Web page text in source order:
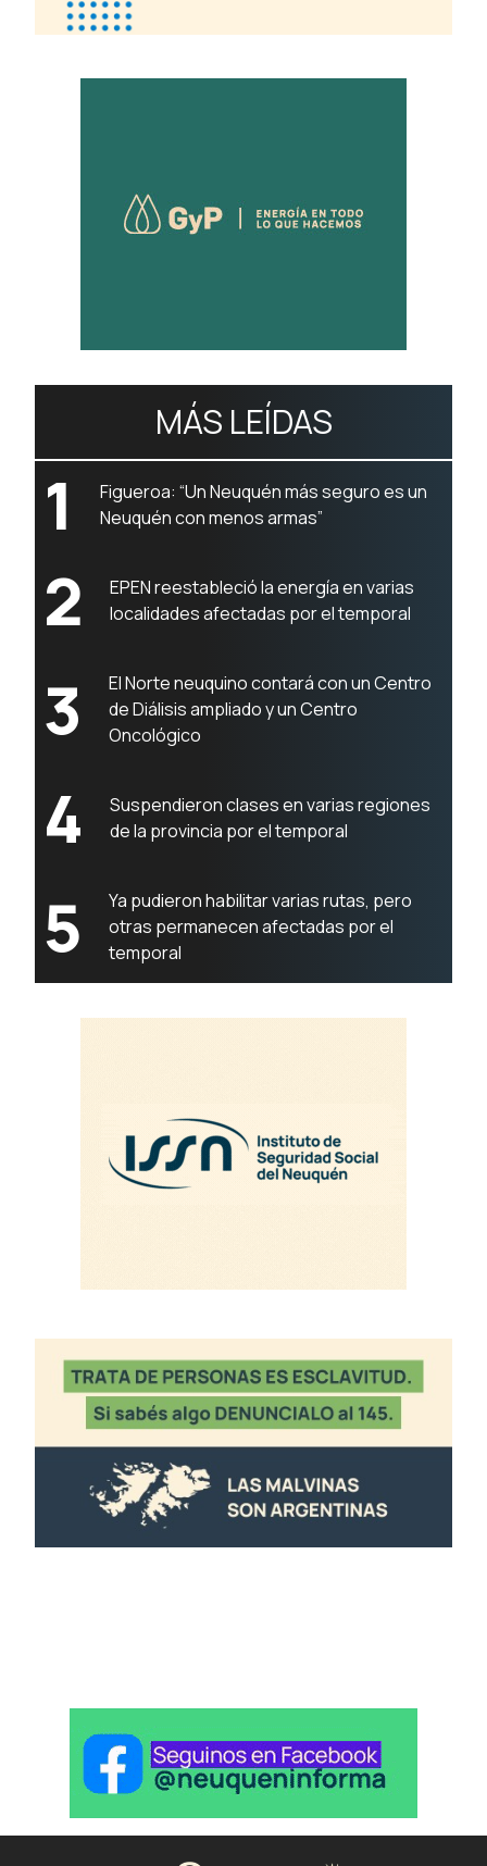
MÁS LEÍDAS
1
Figueroa: “Un Neuquén más seguro es un
Neuquén con menos armas”
2
EPEN reestableció la energía en varias
localidades afectadas por el temporal
3
El Norte neuquino contará con un Centro
de Diálisis ampliado y un Centro
Oncológico
4
Suspendieron clases en varias regiones
de la provincia por el temporal
5
Ya pudieron habilitar varias rutas, pero
otras permanecen afectadas por el
temporal